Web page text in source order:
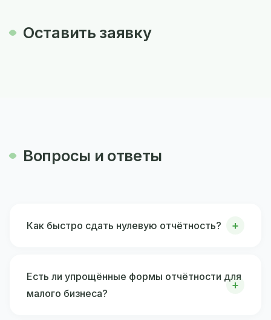
Оставить заявку
Вопросы и ответы
Как быстро сдать нулевую отчётность?
Есть ли упрощённые формы отчётности для
малого бизнеса?